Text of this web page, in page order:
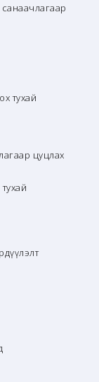
санаачлагаар
тухай
цуцлах